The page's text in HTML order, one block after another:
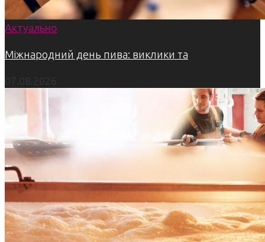
Актуально
Міжнародний день пива: виклики та